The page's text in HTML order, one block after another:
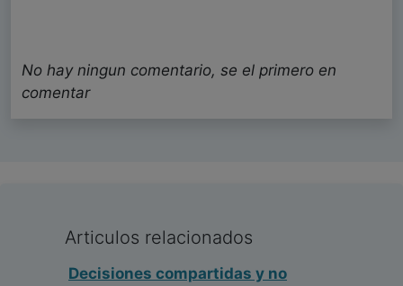
No hay ningun comentario, se el primero en
comentar
Articulos relacionados
Decisiones compartidas y no